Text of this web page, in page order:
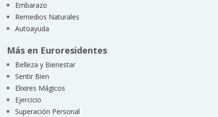
Embarazo
Remedios Naturales
Autoayuda
Más en Euroresidentes
Belleza y Bienestar
Sentir Bien
Elixires Mágicos
Ejercicio
Superación Personal